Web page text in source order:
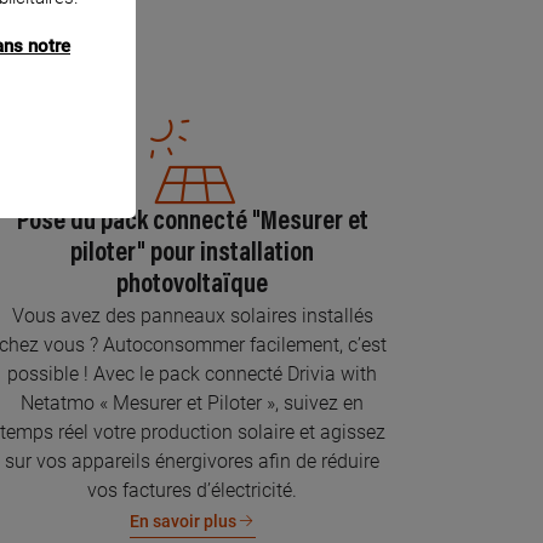
Pose du pack connecté "Mesurer et
piloter" pour installation
photovoltaïque
Vous avez des panneaux solaires installés
chez vous ? Autoconsommer facilement, c’est
possible ! Avec le pack connecté Drivia with
Netatmo « Mesurer et Piloter », suivez en
temps réel votre production solaire et agissez
sur vos appareils énergivores afin de réduire
vos factures d’électricité.
En savoir plus
notre